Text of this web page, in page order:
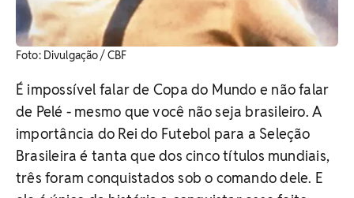
Foto: Divulgação / CBF
É impossível falar de Copa do Mundo e não falar
de Pelé - mesmo que você não seja brasileiro. A
importância do Rei do Futebol para a Seleção
Brasileira é tanta que dos cinco títulos mundiais,
três foram conquistados sob o comando dele. E